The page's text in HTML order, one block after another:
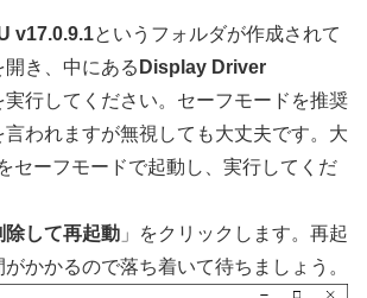
v17.0.9.1というフォルダが作成されて
き、中にある Display Driver
実行してください。セーフモードを推奨
われますが無視しても大丈夫です。大
セーフモードで起動し、実行してくだ
除して再起動 」をクリックします。再起
かかるので落ち着いて待ちましょう。